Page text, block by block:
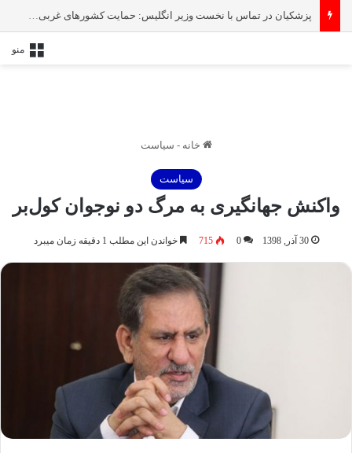
پزشکیان در تماس با نخست‌ وزیر انگلیس: حمایت کشور‌های غربی از رژیم صهیونیستی امنیت منطقه و جهان را به خطر انداخته است
منو
خانه - سیاست
سیاست
واکنش جهانگیری به مرگ دو نوجوان کول‌بر
30 آذر, 1398 0
715 خواندن این مطلب 1 دقیقه زمان میبرد